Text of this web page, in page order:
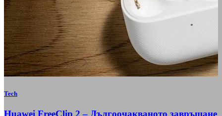
Tech
Huawei FreeClip 2 – Дългоочакваното завръщане